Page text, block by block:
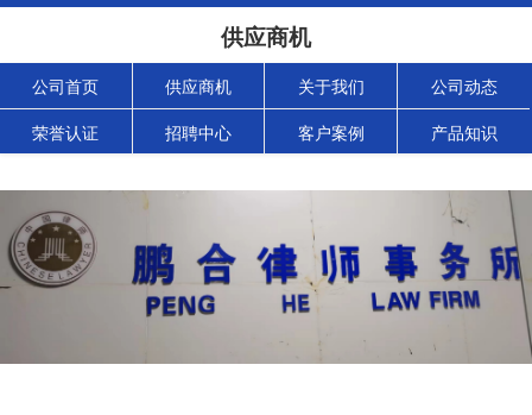
供应商机
公司首页 供应商机 关于我们 公司动态
荣誉认证 招聘中心 客户案例 产品知识